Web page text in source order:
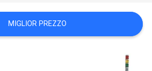
MIGLIOR PREZZO